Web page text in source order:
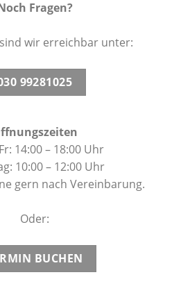
Fragen?
wir erreichbar unter:
99281025
14:00 – 18:00 Uhr
10:00 – 12:00 Uhr
gern nach Vereinbarung.
Oder:
BUCHEN